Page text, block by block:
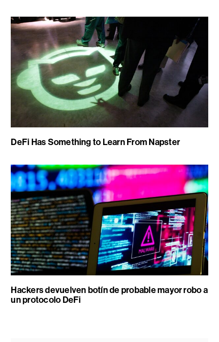
DeFi Has Something to Learn From Napster
Hackers devuelven botín de probable mayor robo a
un protocolo DeFi